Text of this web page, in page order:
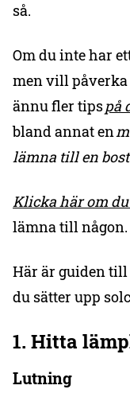
så.
Om du inte har
men vill
ännu fler tipspå
bland annat en
lämna till en
Klicka här om
lämna till någon.
Här är guiden till
du sätter upp
1. Hitta
Lutning